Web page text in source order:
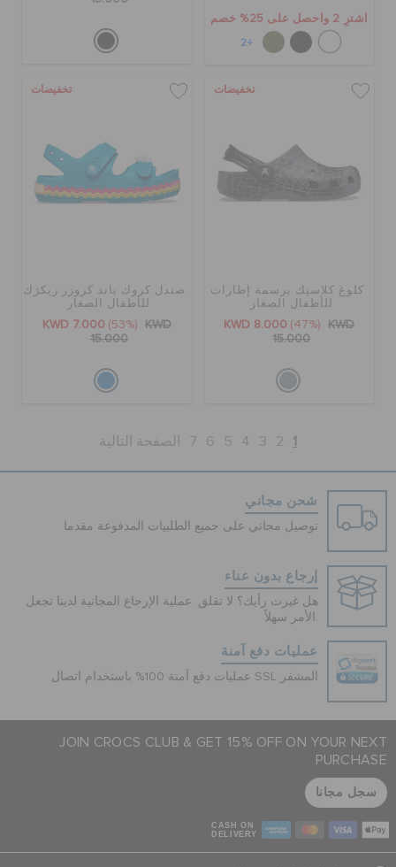
اشترِ 2 واحصل على 25% خصم
+2
تخفيضات
كلوغ كلاسيك برسمة إطارات
للأطفال الصغار
KWD 8.000 (47%)
KWD
15.000
تخفيضات
صندل كروك باند كروزر ريكرَك
للأطفال الصغار
KWD 7.000 (53%)
KWD
15.000
1
2
3
4
5
6
7 الصفحة التالية
شحن مجاني
توصيل مجاني على جميع الطلبيات المدفوعة مقدما
إرجاع بدون عناء
هل غيرت رأيك؟ لا تقلق. عملية الإرجاع المجانية لدينا تجعل
عمليات دفع آمنة
عمليات دفع آمنة 100% باستخدام اتصال SSL المشفر
JOIN CROCS CLUB & GET 15% OFF ON YOUR NEXT
PURCHASE
سجل مجانا
CASH ON
DELIVERY